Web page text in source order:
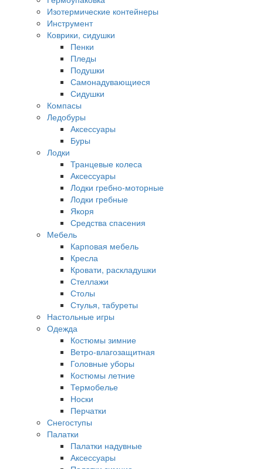
Изотермические контейнеры
Инструмент
Коврики, сидушки
Пенки
Пледы
Подушки
Самонадувающиеся
Сидушки
Компасы
Ледобуры
Аксессуары
Буры
Лодки
Транцевые колеса
Аксессуары
Лодки гребно-моторные
Лодки гребные
Якоря
Средства спасения
Мебель
Карповая мебель
Кресла
Кровати, раскладушки
Стеллажи
Столы
Стулья, табуреты
Настольные игры
Одежда
Костюмы зимние
Ветро-влагозащитная
Головные уборы
Костюмы летние
Термобелье
Носки
Перчатки
Снегоступы
Палатки
Палатки надувные
Аксессуары